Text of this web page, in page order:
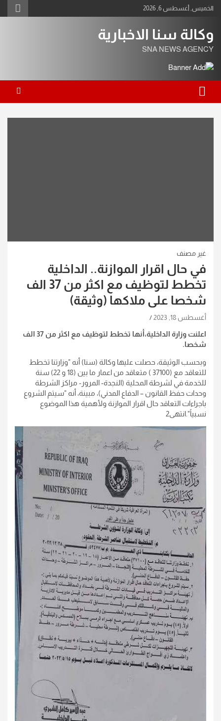
Skipالخميس, أغسطس 6, 2026
وكالة سنا الاخبارية
SNA NEWS AGENCY
غير مصنف
في حال اقرار الموازنة.. الداخلية
تخطط لتوظيف مع اكثر من 37 الف
شخصا على ملاكها (وثيقة)
أغسطس 18, 2023
اعلنت وزارة الداخلية،أنها تخطط لتوظيف مع اكثر من 37 الف
شخصا.
وبحسب الوثيقة، حصلت عليها وكالة (سنا) أنه "وزارتنا تخطط
للتعاقد مع (37100 ) متعاقد من اعمار ما بين (18 و 22) سنة
للخدمة في لشرطة المحلية (النجدة- المرور- مراكز الشرطة
وحدات حفظ القانون – الدفاع المدني)، مبينة، أنه "سيتم الشروع
باجراءات التعاقد حال اقرار الموازنة ولأهمية هذا الموضوع
نسبياً".انتهى2